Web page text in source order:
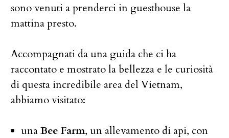
sono venuti a prenderci in guesthouse la
mattina presto.
Accompagnati da una guida che ci ha
raccontato e mostrato la bellezza e le curiosità
di questa incredibile area del Vietnam,
abbiamo visitato:
unaBee Farm, un allevamento di api, con